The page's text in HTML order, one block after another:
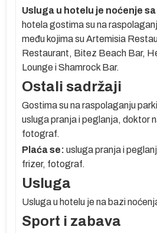
Usluga u hotelu je noćenje
hotela gostima su na
među kojima su Artemisia
Restaurant, Bitez Beach Bar,
Lounge i Shamrock Bar.
Ostali sadržaji
Gostima su na raspolaganju
usluga pranja i peglanja, doktor
fotograf.
Plaća se: usluga pranja i
frizer, fotograf.
Usluga
Usluga u hotelu je na bazi
Sport i zabava